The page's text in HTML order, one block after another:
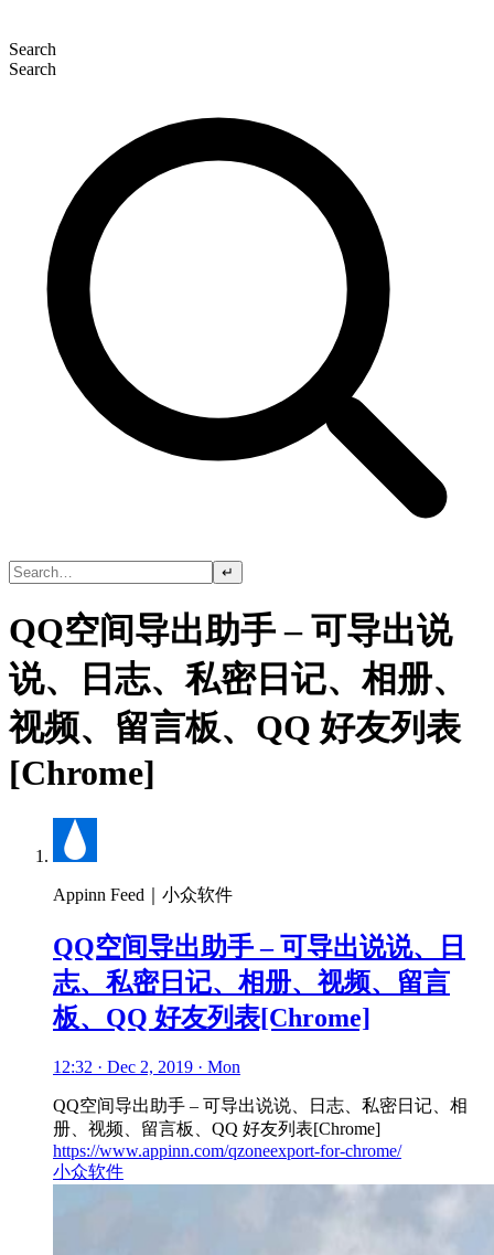
Search
Search
↵
QQ空间导出助手 – 可导出说
说、日志、私密日记、相册、
视频、留言板、QQ 好友列表
[Chrome]
Appinn Feed｜小众软件
QQ空间导出助手 – 可导出说说、日
志、私密日记、相册、视频、留言
板、QQ 好友列表[Chrome]
12:32 · Dec 2, 2019 · Mon
QQ空间导出助手 – 可导出说说、日志、私密日记、相
册、视频、留言板、QQ 好友列表[Chrome]
https://www.appinn.com/qzoneexport-for-chrome/
小众软件